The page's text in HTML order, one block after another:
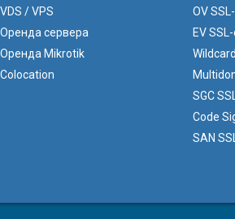
VDS / VPS
Оренда сервера
Оренда Mikrotik
Colocation
OV
EV
SGC
Code
SAN